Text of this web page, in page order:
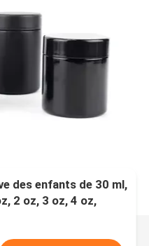
des enfants de 30 ml,
2 oz, 3 oz, 4 oz,